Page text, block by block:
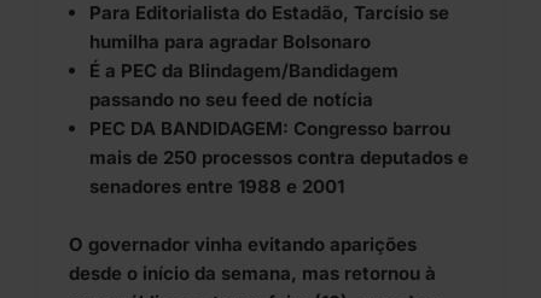
Para Editorialista do Estadão, Tarcísio se
humilha para agradar Bolsonaro
É a PEC da Blindagem/Bandidagem
passando no seu feed de notícia
PEC DA BANDIDAGEM: Congresso barrou
mais de 250 processos contra deputados e
senadores entre 1988 e 2001
O governador vinha evitando aparições
desde o início da semana, mas retornou à